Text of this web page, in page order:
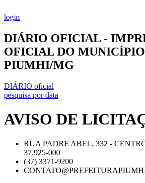
para
conteúdo
login
DIÁRIO OFICIAL -
OFICIAL DO
PIUMHI/MG
DIÁRIO oficial
pesquisa por data
AVISO DE
RUA PADRE ABEL, 332 -
37.925-000
(37) 3371-9200